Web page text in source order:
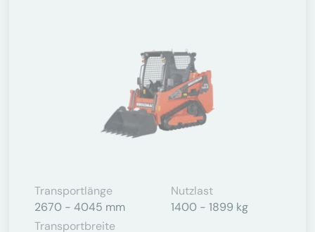
Transportlänge
2670 - 4045 mm
Nutzlast
1400 - 1899 kg
Transportbreite